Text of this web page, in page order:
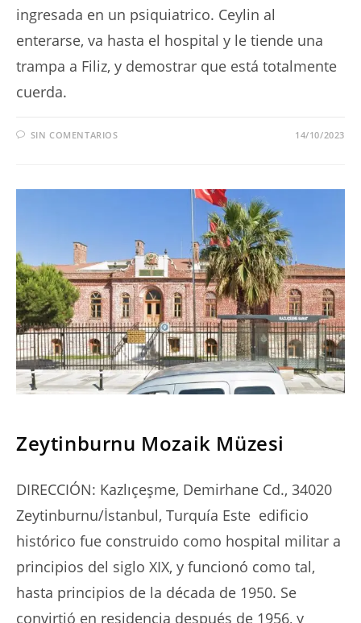
ingresada en un psiquiatrico. Ceylin al
enterarse, va hasta el hospital y le tiende una
trampa a Filiz, y demostrar que está totalmente
cuerda.
SIN COMENTARIOS 14/10/2023
Zeytinburnu Mozaik Müzesi
DIRECCIÓN: Kazlıçeşme, Demirhane Cd., 34020
Zeytinburnu/İstanbul, Turquía Este edificio
histórico fue construido como hospital militar a
principios del siglo XIX, y funcionó como tal,
hasta principios de la década de 1950. Se
convirtió en residencia después de 1956, y